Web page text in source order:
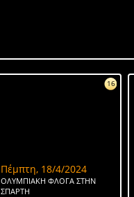
16
Πέμπτη, 18/4/2024
ΟΛΥΜΠΙΑΚΗ ΦΛΟΓΑ ΣΤΗΝ
ΣΠΑΡΤΗ